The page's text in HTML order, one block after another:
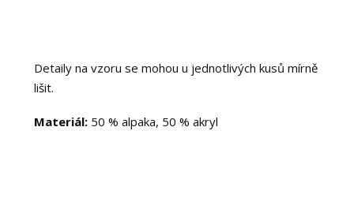
Detaily na vzoru se mohou u jednotlivých kusů mírně
lišit.
Materiál:50 % alpaka, 50 % akryl